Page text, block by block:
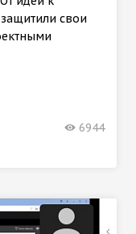
защитили свои
6944